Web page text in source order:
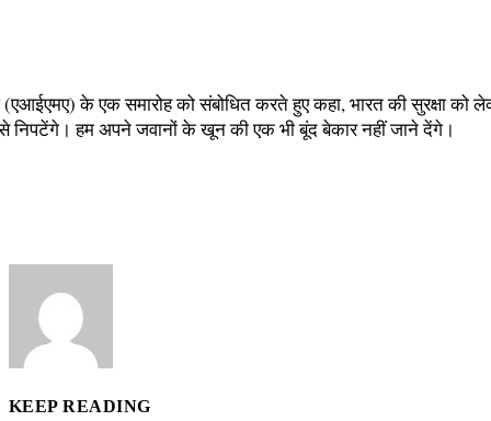
के एक समारोह को संबोधित करते हुए कहा, भारत की सुरक्षा को
निपटेंगे। हम अपने जवानों के खून की एक भी बूंद बेकार नहीं जाने देंगे।
KEEP READING